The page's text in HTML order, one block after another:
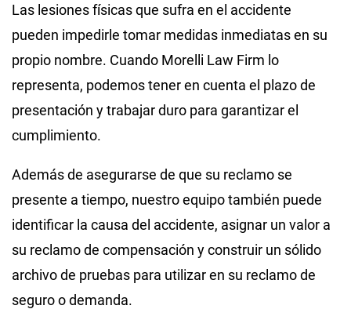
Las lesiones físicas que sufra en el accidente
pueden impedirle tomar medidas inmediatas en su
propio nombre. Cuando Morelli Law Firm lo
representa, podemos tener en cuenta el plazo de
presentación y trabajar duro para garantizar el
cumplimiento.
Además de asegurarse de que su reclamo se
presente a tiempo, nuestro equipo también puede
identificar la causa del accidente, asignar un valor a
su reclamo de compensación y construir un sólido
archivo de pruebas para utilizar en su reclamo de
seguro o demanda.